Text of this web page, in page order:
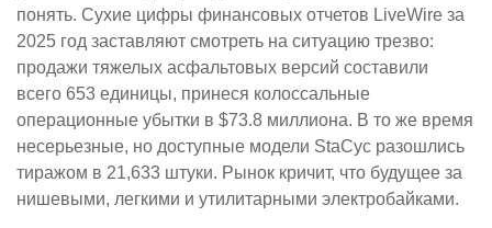
понять. Сухие цифры финансовых отчетов LiveWire за
2025 год заставляют смотреть на ситуацию трезво:
продажи тяжелых асфальтовых версий составили
всего 653 единицы, принеся колоссальные
операционные убытки в $73.8 миллиона. В то же время
несерьезные, но доступные модели StaCyc разошлись
тиражом в 21,633 штуки. Рынок кричит, что будущее за
нишевыми, легкими и утилитарными электробайками.